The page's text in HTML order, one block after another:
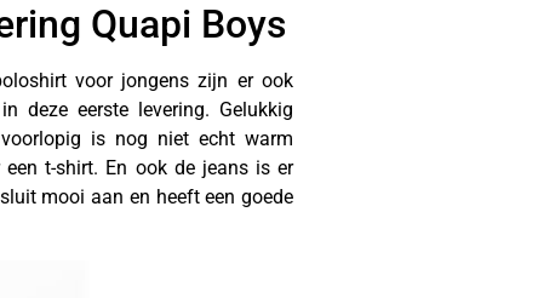
Quapi Boys
voor jongens zijn er ook
deze eerste levering. Gelukkig
is nog niet echt warm
een t-shirt. En ook de jeans is er
mooi aan en heeft een goede